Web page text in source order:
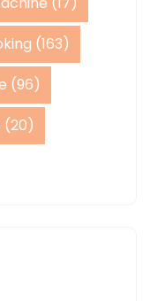
(163)
(96)
(20)